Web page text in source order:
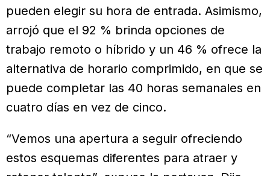
pueden elegir su hora de entrada. Asimismo,
arrojó que el 92 % brinda opciones de
trabajo remoto o híbrido y un 46 % ofrece la
alternativa de horario comprimido, en que se
puede completar las 40 horas semanales en
cuatro días en vez de cinco.
“Vemos una apertura a seguir ofreciendo
estos esquemas diferentes para atraer y